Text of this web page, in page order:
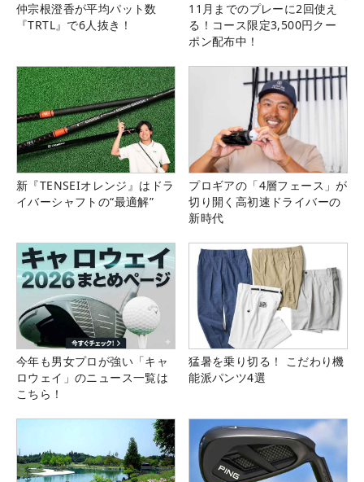
仲宗根澄香が平均パット数
『TRTL』で6人抜き！
11月までのプレーに2回使え
る！コース限定3,500円クー
ポン配布中！
新『TENSEIオレンジ』はドラ
イバーシャフトの“最適解”
プロギアの「4層フェース」が
切り開く高初速ドライバーの
新時代
今年も男女プロが強い「キャ
ロウェイ」のニュース一覧は
こちら！
猛暑を乗り切る！ こだわり機
能派パンツ4選